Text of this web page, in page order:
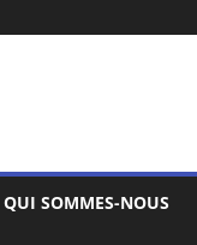
QUI SOMMES-NOUS